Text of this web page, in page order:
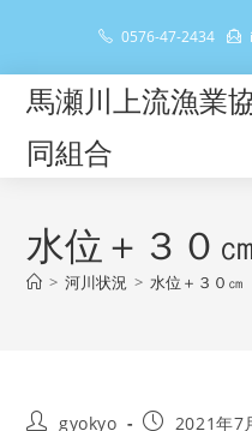
テ
0576-47-2434
馬瀬川上流漁業
同組合
水位＋３０㎝
> 河川状況 > 水位＋３０㎝
投
gyokyo
投
2021年7